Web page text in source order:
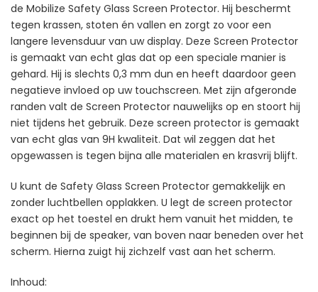
de Mobilize Safety Glass Screen Protector. Hij beschermt
tegen krassen, stoten én vallen en zorgt zo voor een
langere levensduur van uw display. Deze Screen Protector
is gemaakt van echt glas dat op een speciale manier is
gehard. Hij is slechts 0,3 mm dun en heeft daardoor geen
negatieve invloed op uw touchscreen. Met zijn afgeronde
randen valt de Screen Protector nauwelijks op en stoort hij
niet tijdens het gebruik. Deze screen protector is gemaakt
van echt glas van 9H kwaliteit. Dat wil zeggen dat het
opgewassen is tegen bijna alle materialen en krasvrij blijft.
U kunt de Safety Glass Screen Protector gemakkelijk en
zonder luchtbellen opplakken. U legt de screen protector
exact op het toestel en drukt hem vanuit het midden, te
beginnen bij de speaker, van boven naar beneden over het
scherm. Hierna zuigt hij zichzelf vast aan het scherm.
Inhoud: